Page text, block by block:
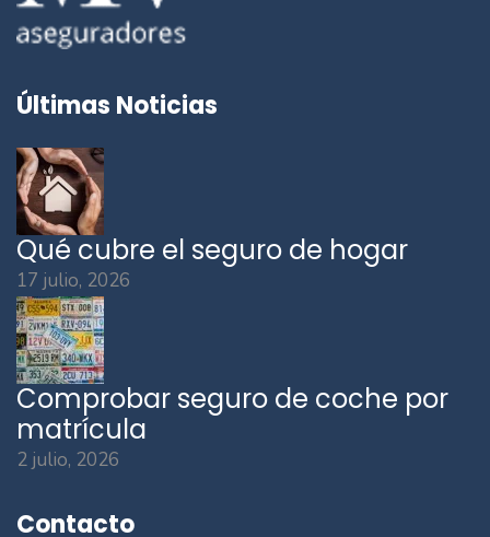
Últimas Noticias
Qué cubre el seguro de hogar
17 julio, 2026
Comprobar seguro de coche por
matrícula
2 julio, 2026
Contacto